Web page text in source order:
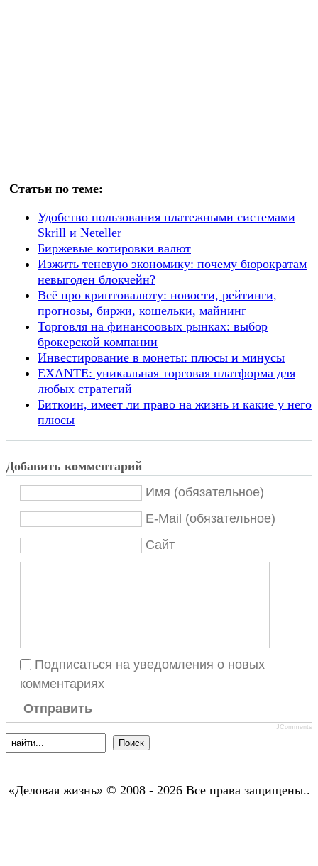
Статьи по теме:
Удобство пользования платежными системами
Skrill и Neteller
Биржевые котировки валют
Изжить теневую экономику: почему бюрократам
невыгоден блокчейн?
Всё про криптовалюту: новости, рейтинги,
прогнозы, биржи, кошельки, майнинг
Торговля на финансоовых рынках: выбор
брокерской компании
Инвестирование в монеты: плюсы и минусы
EXANTE: уникальная торговая платформа для
любых стратегий
Биткоин, имеет ли право на жизнь и какие у него
плюсы
Добавить комментарий
Имя (обязательное)
E-Mail (обязательное)
Сайт
Подписаться на уведомления о новых
комментариях
Отправить
JComments
«Деловая жизнь» © 2008 - 2026 Все права защищены..